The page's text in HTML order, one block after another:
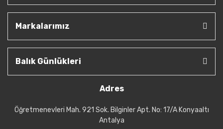
Markalarımız
Balık Günlükleri
Adres
Öğretmenevleri Mah. 921 Sok. Bilginler Apt. No: 17/A Konyaaltı
Antalya